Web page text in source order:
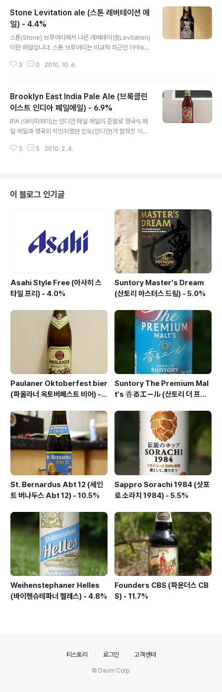
Stone Levitation ale (스톤 레버테이션 에
일) - 4.4%
스톤(Stone) 브루어리에서 나온 레버테이션(Levitation)
이란 에일입니다. 스톤 브루어리는 비교적 최근인 1996년
루어리며, 현재는 미국을 대표하는 크래프트(Craft:장인)
인 Rate beer , Beer advocate 에서 그들의 맥주가 높
은 평가를 받고 있습니다. 약 12가지의 맥주를 생산하고 있
으며, 생산되는 맥주의 알콜 도수 범위는 4.4% ~ 11%까
지 다양한데 오늘 소개할 레버테이션 에일이 가장 낮은 수
치의 제품이네요 ~ '레버테이션' 은 공중부양을 의미하는
영어단어로, 라벨가운데의 악마(?)가 공중에서 정좌다리
3 0 2010. 10. 6.
Brooklyn East India Pale Ale (브룩클린
이스트 인디아 페일에일) - 6.9%
IPA (아이피에이)는 인디안 페일 에일의 준말로 영국식 페
일 에일과 영국의 식민지였던 인도(인디안)가 합쳐진 이름
적인 스타일의 맥주이며, 맥주이름에 인디안이 붙게 된 경
한다고 합니다. 인도에 운송되는 수출용 페일 에일들은 긴
항해와 아프리카 적도등의 뜨거운 열기를 견뎌내야 했기
때문에 방부효과가 높은 홉을 사용하였다고 합니다. - 이기
중 : 유럽맥주 견문록 참고 - 그렇기에 영국 내수용 페일에
일과는 다른 맛의 특징을 내포했기 때문에 인도로 가는 페
일 에일이라는 뜻으로 인디안 페일 에일이..
3 5 2010. 2. 4.
이 블로그 인기글
Asahi Style Free (아사히 스
타일 프리) - 4.0%
Suntory Master's Dream
(산토리 마스터스 드림) - 5.0%
Paulaner Oktoberfest bier
(파울라너 옥토버페스트 비어) -
Suntory The Premium Mal
t's 香るエール (산토리 더 프리
St. Bernardus Abt 12 (세인
트 버나두스 Abt 12) - 10.5%
Sappro Sorachi 1984 (삿포
로 소라치 1984) - 5.5%
Weihenstephaner Helles
(바이헨슈테파너 헬레스) - 4.8%
Founders CBS (파운더스 CB
S) - 11.7%
티스토리 로그인 고객센터
© Daum Corp.